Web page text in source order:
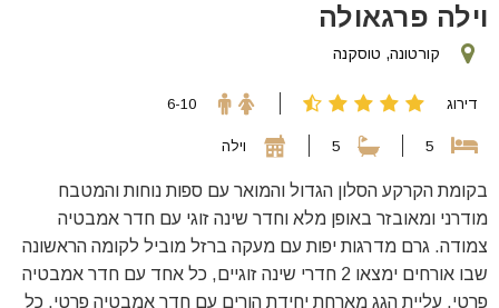
וילה פרגאולה
דירוג 6-10
קורטונה, טוסקנה
בקומת הקרקע הסלון הגדול והמואר עם ספות נוחות והמטבח
מודרני ומאובזר באופן מלא וחדר שינה זוגי עם חדר אמבטיה
צמודה. גרם מדרגות יפות עם מעקה ברזל מוביל לקומה הראשונה
שבו אורחים ימצאו 2 חדרי שינה זוגיים, כל אחד עם חדר אמבטיה
פרטי. עליית הגג מארחת יחידת הורים עם חדר אמבטיה פרטי. כל
5
5 וילה